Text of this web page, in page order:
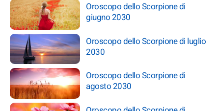
Oroscopo dello Scorpione di
giugno 2030
Oroscopo dello Scorpione di luglio
2030
Oroscopo dello Scorpione di
agosto 2030